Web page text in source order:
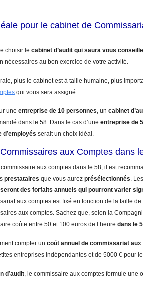
.
pour le cabinet de
choisir le cabinet d’audit qui saura vous
nécessaires au bon exercice de votre activité.
plus le cabinet est à taille humaine, plus
qui vous sera assigné.
une entreprise de 10 personnes, un cabinet
dans le 58. Dans le cas d’une entreprise de
d’employés serait un choix idéal.
aux Comptes dans
aux comptes dans le 58, il est
prestataires que vous aurez présélectionnés.
des forfaits annuels qui pourront varier
aux comptes est fixé en fonction de la taille
aux comptes. Sachez que, selon la
coûte entre 50 et 100 euros de l’heure dans le
compter un coût annuel de commissariat aux
entreprises indépendantes et de 5000 € pour
d’audit, le commissaire aux comptes formule une